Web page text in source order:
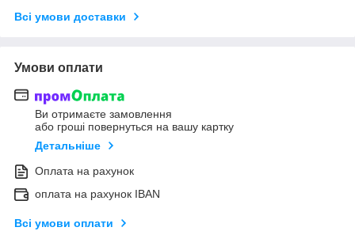
Всі умови доставки
Умови оплати
Ви отримаєте замовлення
або гроші повернуться на вашу картку
Детальніше
Оплата на рахунок
оплата на рахунок IBAN
Всі умови оплати